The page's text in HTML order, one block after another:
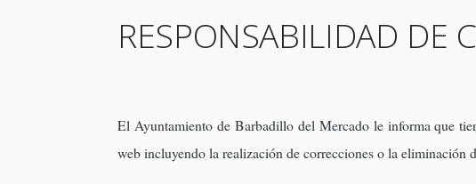
RESPONSABILIDAD DE
El Ayuntamiento de Barbadillo del Mercado le informa que
web incluyendo la realización de correcciones o la eliminación